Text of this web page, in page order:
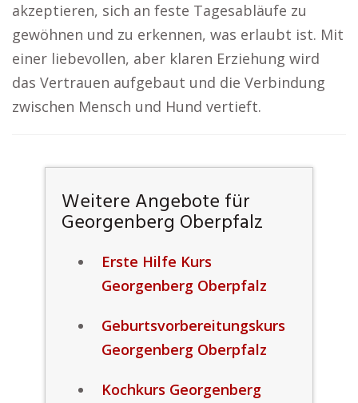
akzeptieren, sich an feste Tagesabläufe zu
gewöhnen und zu erkennen, was erlaubt ist. Mit
einer liebevollen, aber klaren Erziehung wird
das Vertrauen aufgebaut und die Verbindung
zwischen Mensch und Hund vertieft.
Weitere Angebote für
Georgenberg Oberpfalz
Erste Hilfe Kurs
Georgenberg Oberpfalz
Geburtsvorbereitungskurs
Georgenberg Oberpfalz
Kochkurs Georgenberg